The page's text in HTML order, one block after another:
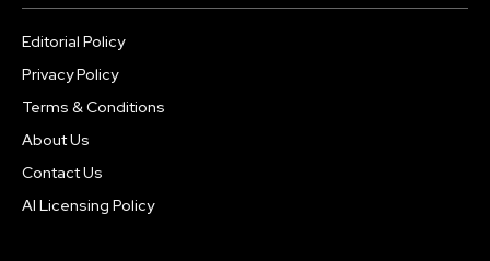
Editorial Policy
Privacy Policy
Terms & Conditions
About Us
Contact Us
AI Licensing Policy